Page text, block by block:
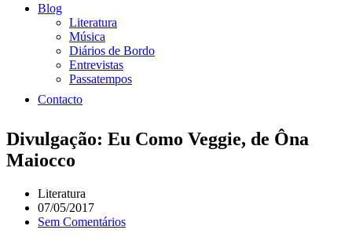
Blog
Literatura
Música
Diários de Bordo
Entrevistas
Passatempos
Contacto
Divulgação: Eu Como Veggie, de Ôna
Maiocco
Literatura
07/05/2017
Sem Comentários